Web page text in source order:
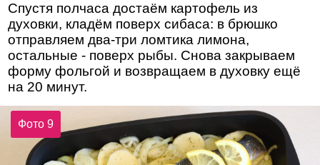
Спустя полчаса достаём картофель из
духовки, кладём поверх сибаса: в брюшко
отправляем два-три ломтика лимона,
остальные - поверх рыбы. Снова закрываем
форму фольгой и возвращаем в духовку ещё
на 20 минут.
Фото 9